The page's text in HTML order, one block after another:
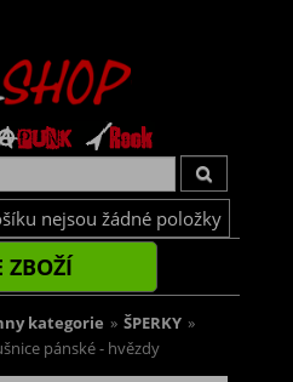
nejsou žádné položky
ZBOŽÍ
kategorie » ŠPERKY »
pánské - hvězdy